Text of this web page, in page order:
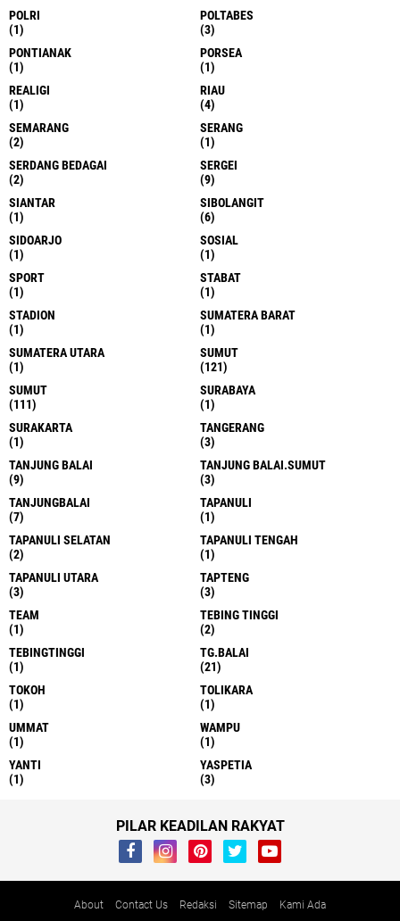
POLRI
(1)
POLTABES
(3)
PONTIANAK
(1)
PORSEA
(1)
REALIGI
(1)
RIAU
(4)
SEMARANG
(2)
SERANG
(1)
SERDANG BEDAGAI
(2)
SERGEI
(9)
SIANTAR
(1)
SIBOLANGIT
(6)
SIDOARJO
(1)
SOSIAL
(1)
SPORT
(1)
STABAT
(1)
STADION
(1)
SUMATERA BARAT
(1)
SUMATERA UTARA
(1)
SUMUT
(121)
SUMUT
(111)
SURABAYA
(1)
SURAKARTA
(1)
TANGERANG
(3)
TANJUNG BALAI
(9)
TANJUNG BALAI.SUMUT
(3)
TANJUNGBALAI
(7)
TAPANULI
(1)
TAPANULI SELATAN
(2)
TAPANULI TENGAH
(1)
TAPANULI UTARA
(3)
TAPTENG
(3)
TEAM
(1)
TEBING TINGGI
(2)
TEBINGTINGGI
(1)
TG.BALAI
(21)
TOKOH
(1)
TOLIKARA
(1)
UMMAT
(1)
WAMPU
(1)
YANTI
(1)
YASPETIA
(3)
PILAR KEADILAN RAKYAT
About Contact Us Redaksi Sitemap Kami Ada